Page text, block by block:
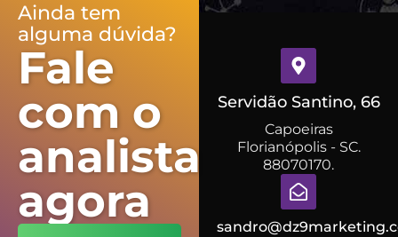
Ainda tem
alguma dúvida?
Fale
com o
analista
agora
Servidão Santino, 66
Capoeiras
Florianópolis - SC.
88070170.